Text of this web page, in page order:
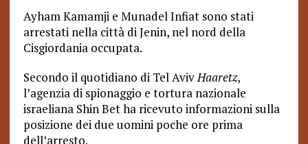
Ayham Kamamji e Munadel Infiat sono stati
arrestati nella città di Jenin, nel nord della
Cisgiordania occupata.
Secondo il quotidiano di Tel AvivHaaretz,
l’agenzia di spionaggio e tortura nazionale
israeliana Shin Bet ha ricevuto informazioni sulla
posizione dei due uomini poche ore prima
dell’arresto.